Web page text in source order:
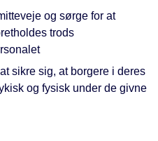
og sørge for at
trods
sikre sig, at borgere i deres
og fysisk under de givne